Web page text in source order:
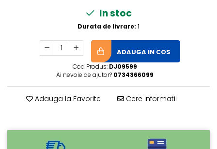
In stoc
Durata de livrare: 1
ADAUGA IN COS
Cod Produs: DJ09599
Ai nevoie de ajutor? 0734366099
Adauga la Favorite Cere informatii